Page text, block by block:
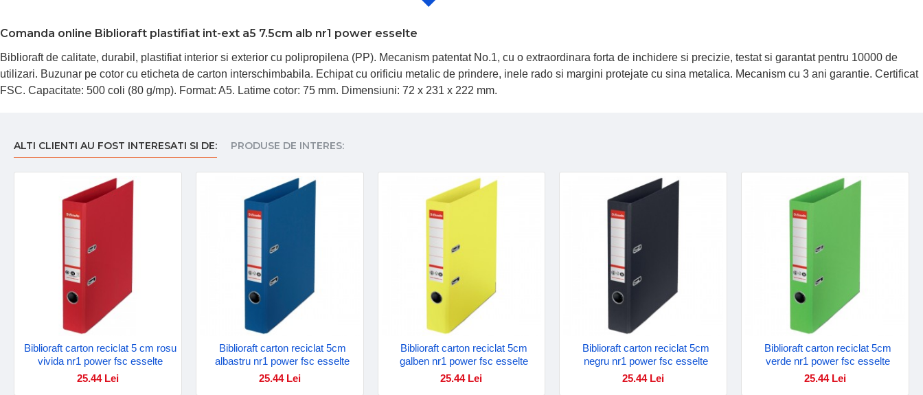
Comanda online Biblioraft plastifiat int-ext a5 7.5cm alb nr1 power esselte
Biblioraft de calitate, durabil, plastifiat interior si exterior cu polipropilena (PP). Mecanism patentat No.1, cu o extraordinara forta de inchidere si precizie, testat si garantat pentru 10000 de
utilizari. Buzunar pe cotor cu eticheta de carton interschimbabila. Echipat cu orificiu metalic de prindere, inele rado si margini protejate cu sina metalica. Mecanism cu 3 ani garantie. Certificat
FSC. Capacitate: 500 coli (80 g/mp). Format: A5. Latime cotor: 75 mm. Dimensiuni: 72 x 231 x 222 mm.
ALTI CLIENTI AU FOST INTERESATI SI DE: PRODUSE DE INTERES:
Biblioraft carton reciclat 5 cm rosu
vivida nr1 power fsc esselte
25.44 Lei
Biblioraft carton reciclat 5cm
albastru nr1 power fsc esselte
25.44 Lei
Biblioraft carton reciclat 5cm
galben nr1 power fsc esselte
25.44 Lei
Biblioraft carton reciclat 5cm
negru nr1 power fsc esselte
25.44 Lei
Biblioraft carton reciclat 5cm
verde nr1 power fsc esselte
25.44 Lei